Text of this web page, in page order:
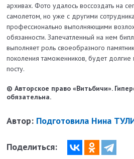
архивах. Фото удалось воссоздать на
самолетом, но уже с другими
профессионально выполняющими
обязанности. Запечатленный на нем
выполняет роль своеобразного
поколения таможенников, будет долгие
посту.
© Авторское право «Витьбичи».
обязательна.
Автор: Подготовила Нина
Поделиться: